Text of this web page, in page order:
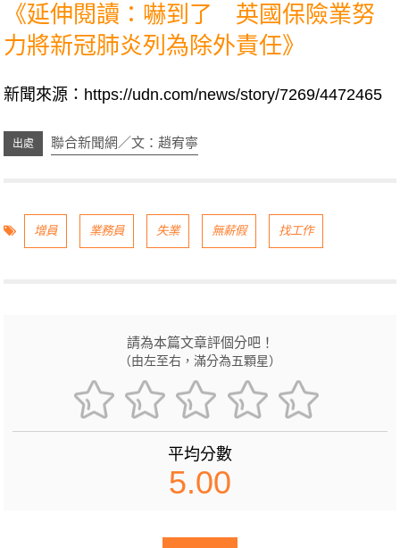
《延伸閱讀：嚇到了 英國保險業努
力將新冠肺炎列為除外責任》
新聞來源： https://udn.com/news/story/7269/4472465
聯合新聞網／文：趙宥寧
增員 業務員 失業 無薪假 找工作
請為本篇文章評個分吧！
（由左至右，滿分為五顆星）
平均分數
5.00